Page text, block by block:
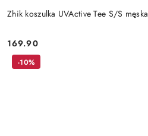
Zhik koszulka UVActive Tee S/S męska
Cena:
169.90
-10%